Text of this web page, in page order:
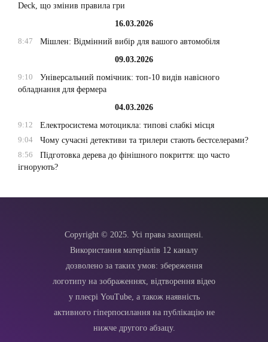
Deck, що змінив правила гри
16.03.2026
8:47
Мішлен: Відмінний вибір для вашого автомобіля
09.03.2026
9:10
Універсальний помічник: топ-10 видів навісного
обладнання для фермера
04.03.2026
9:12
Електросистема мотоцикла: типові слабкі місця
9:04
Чому сучасні детективи та трилери стають бестселерами?
8:56
Підготовка дерева до фінішного покриття: що часто
ігнорують?
Copyright © 2025. Усі права захищені.
Використання матеріалів 12 каналу
дозволено за таких умов: збереження
логотипу на зображеннях, відтворення відео
у плеєрі YouTube, а також наявність
активного гіперпосилання на публікацію не
нижче другого абзацу.